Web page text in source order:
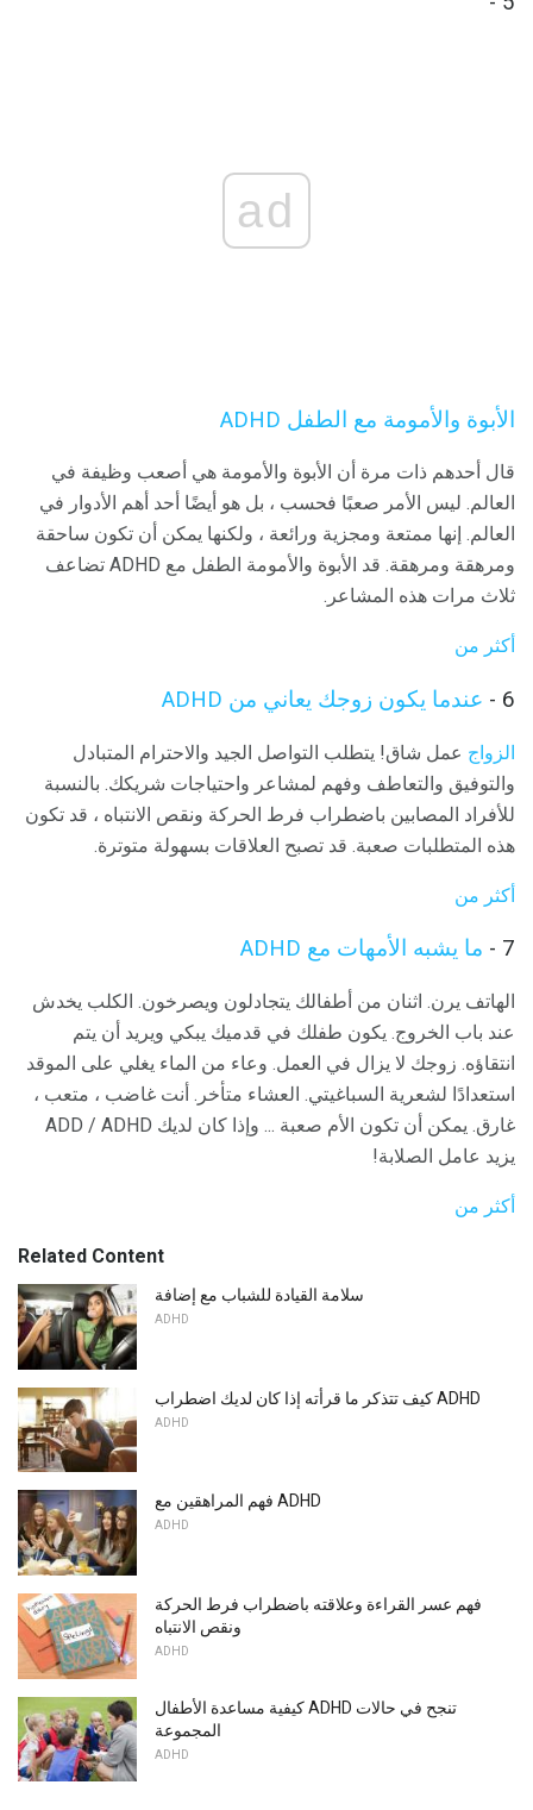
ad
الأبوة والأمومة مع الطفل ADHD
قال أحدهم ذات مرة أن الأبوة والأمومة هي أصعب وظيفة في
العالم. ليس الأمر صعبًا فحسب ، بل هو أيضًا أحد أهم الأدوار في
العالم. إنها ممتعة ومجزية ورائعة ، ولكنها يمكن أن تكون ساحقة
ومرهقة ومرهقة. قد الأبوة والأمومة الطفل مع ADHD تضاعف
ثلاث مرات هذه المشاعر.
أكثر من
6 - عندما يكون زوجك يعاني من ADHD
الزواج عمل شاق! يتطلب التواصل الجيد والاحترام المتبادل
والتوفيق والتعاطف وفهم لمشاعر واحتياجات شريكك. بالنسبة
للأفراد المصابين باضطراب فرط الحركة ونقص الانتباه ، قد تكون
هذه المتطلبات صعبة. قد تصبح العلاقات بسهولة متوترة.
أكثر من
7 - ما يشبه الأمهات مع ADHD
الهاتف يرن. اثنان من أطفالك يتجادلون ويصرخون. الكلب يخدش
عند باب الخروج. يكون طفلك في قدميك يبكي ويريد أن يتم
انتقاؤه. زوجك لا يزال في العمل. وعاء من الماء يغلي على الموقد
استعدادًا لشعرية السباغيتي. العشاء متأخر. أنت غاضب ، متعب ،
غارق. يمكن أن تكون الأم صعبة ... وإذا كان لديك ADD / ADHD
يزيد عامل الصلابة!
أكثر من
Related Content
سلامة القيادة للشباب مع إضافة
ADHD
كيف تتذكر ما قرأته إذا كان لديك اضطراب ADHD
ADHD
فهم المراهقين مع ADHD
ADHD
فهم عسر القراءة وعلاقته باضطراب فرط الحركة
ونقص الانتباه
ADHD
كيفية مساعدة الأطفال ADHD تنجح في حالات
المجموعة
ADHD